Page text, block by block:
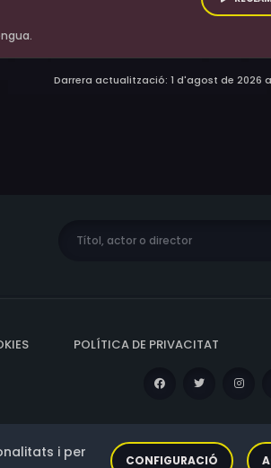
Darrera actualització: 1 d'agost de 2026 a
POLÍTICA DE PRIVACITAT
i per
CONFIGURACIÓ